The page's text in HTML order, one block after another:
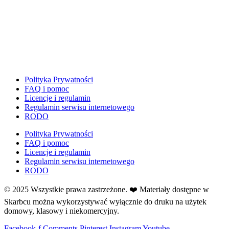
Fotobudka
Gazetki do druku
Girlandy
Girlandy na LATO
Grafomotoryka
Grinch
Gry
↳ Dopasuj i opowiedź
↳ Ja mam kto ma
↳ Labirynt podłogowy
Polityka Prywatności
FAQ i pomoc
Licencje i regulamin
Regulamin serwisu internetowego
RODO
Polityka Prywatności
FAQ i pomoc
Licencje i regulamin
Regulamin serwisu internetowego
RODO
© 2025 Wszystkie prawa zastrzeżone. ❤️ Materiały dostępne w
Skarbcu można wykorzystywać wyłącznie do druku na użytek
domowy, klasowy i niekomercyjny.